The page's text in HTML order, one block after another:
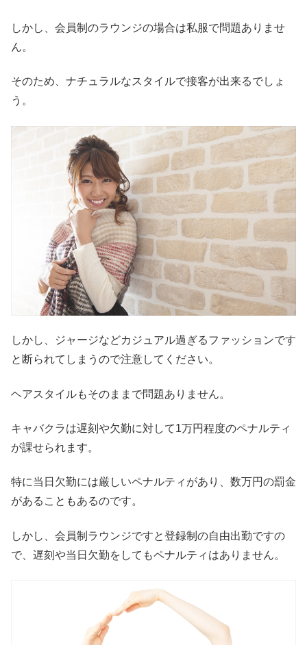
しかし、会員制のラウンジの場合は私服で問題ありませ
ん。
そのため、ナチュラルなスタイルで接客が出来るでしょ
う。
しかし、ジャージなどカジュアル過ぎるファッションです
と断られてしまうので注意してください。
ヘアスタイルもそのままで問題ありません。
キャバクラは遅刻や欠勤に対して1万円程度のペナルティ
が課せられます。
特に当日欠勤には厳しいペナルティがあり、数万円の罰金
があることもあるのです。
しかし、会員制ラウンジですと登録制の自由出勤ですの
で、遅刻や当日欠勤をしてもペナルティはありません。